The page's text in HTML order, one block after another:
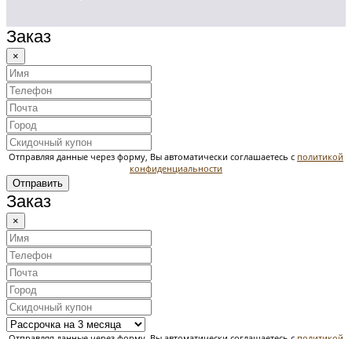
Заказ
×
Отправляя данные через форму, Вы автоматически соглашаетесь с политикой
конфиденциальности
Отправить
Заказ
×